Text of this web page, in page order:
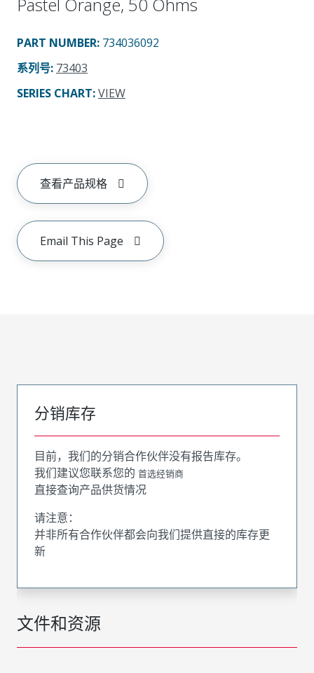
PART NUMBER: 734036092
系列号: 73403
SERIES CHART:VIEW
查看产品规格
Email This Page
文件和资源
分销库存
目前，我们的分销合作伙伴没有报告库存。
我们建议您联系您的 首选经销商
直接查询产品供货情况
请注意：
并非所有合作伙伴都会向我们提供直接的库存更
新